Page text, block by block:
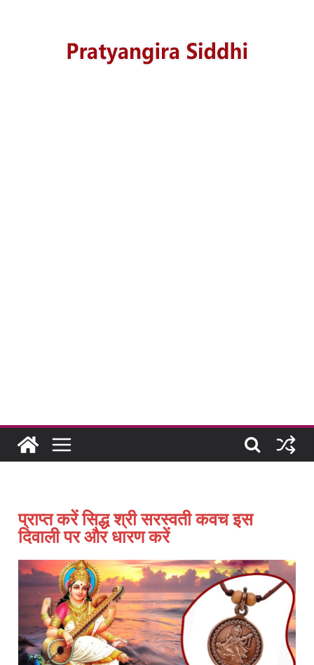
प्राप्त करें सिद्ध श्री सरस्वती कवच इस
दिवाली पर और धारण करें